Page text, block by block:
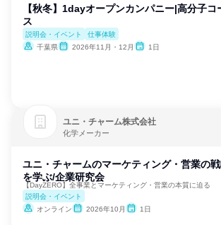
【秋冬】1dayオープンカンパニー|⾼分⼦コ
ス
説明会・イベント
仕事体験
千葉県
2026年11月・12月 1日
ユニ・チャーム株式会社
化学メーカー
ユニ・チャームのマーケティング・営業の
を学ぶ/企業研究会
【DayZERO】全事業とマーケティング・営業の本質に迫る
説明会・イベント
オンライン
2026年10月 1日